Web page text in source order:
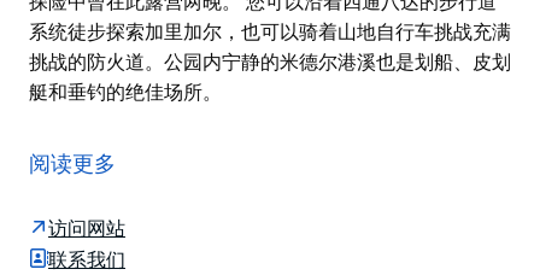
系统徒步探索加里加尔，也可以骑着山地自行车挑战充满
挑战的防火道。公园内宁静的米德尔港溪也是划船、皮划
艇和垂钓的绝佳场所。
中央商务区仅需短暂车程，其壮丽的砂岩地貌拥有绝佳的
水景和丛林景观，瀑布飞流，并分布着多处重要的原住民
遗址和历史遗迹。这里是短途一日游或野餐的理想之选。
加里加尔拥有种类繁多的动植物，包括濒危的南方棕袋
阅读更多
访问网站
联系我们